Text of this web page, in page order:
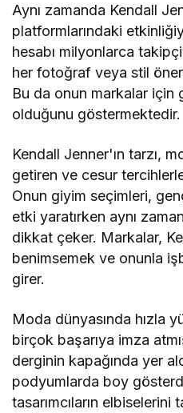
Aynı zamanda Kendall
platformlarındaki
hesabı milyonlarca
her fotoğraf veya stil
Bu da onun markalar için
olduğunu göstermektedir.
Kendall Jenner'ın tarzı,
getiren ve cesur
Onun giyim seçimleri,
etki yaratırken aynı
dikkat çeker. Markalar,
benimsemek ve onunla
girer.
Moda dünyasında hızla
birçok başarıya imza
derginin kapağında yer
podyumlarda boy
tasarımcıların elbiselerini